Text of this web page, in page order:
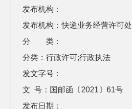
发布机构：
发布机构：快递业务经营许可处
分 类：
分类：行政许可;行政执法
发文字号：
文 号：国邮函〔2021〕61号
发布日期：